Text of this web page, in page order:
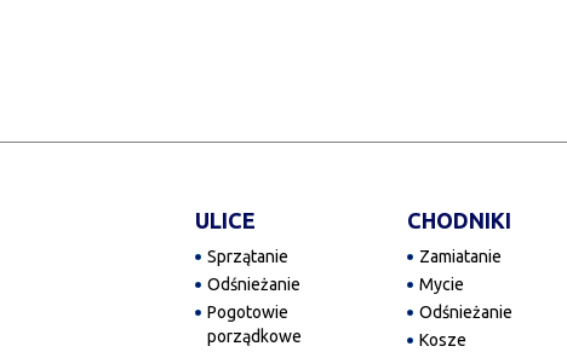
ULICE
Sprzątanie
Odśnieżanie
Pogotowie
porządkowe
CHODNIKI
Zamiatanie
Mycie
Odśnieżanie
Kosze